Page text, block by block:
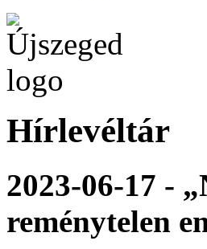
Hírlevéltár
2023-06-17 -
reménytelen